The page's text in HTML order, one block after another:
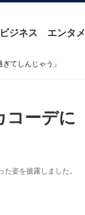
ジネス エンタメ
てしんじゃう」
コーデに
姿を披露しました。